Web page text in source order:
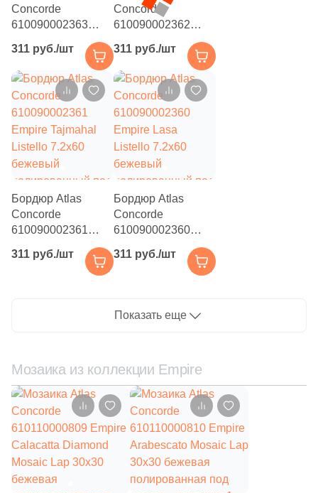
10.1x11.6 (4)
10x10 (4)
10x30 (1)
10x20 (18)
12x27 (10)
12.4x39.3 (
15x60 (8
17.5x32.7 ( 1)
18x31.4 ( )
18.5x18.5 (3)
18.49x18.49 (1)
19.5x30 (
Concorde
610090002363
Empire Calacatta
Black Listello
7.2x60 черный
полированный под
камень
311 руб./шт
Concorde
610090002362
Empire Silver Root
Listello 7.2x60
серый
полированный под
камень
311 руб./шт
Бордюр Atlas
Concorde
610090002361
Empire Tajmahal
Listello 7.2x60
311 руб./шт
Бордюр Atlas
Concorde
610090002360
Listello 7.2x60
камень
311 руб./шт
Показать еще
Мозаика из коллекции Empire